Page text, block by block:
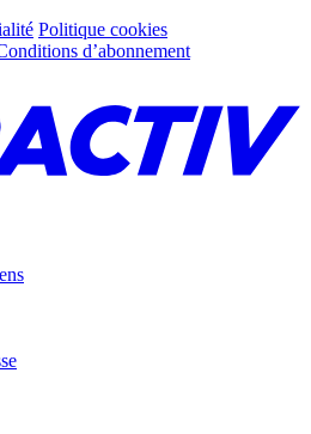
Politique cookies
d’abonnement